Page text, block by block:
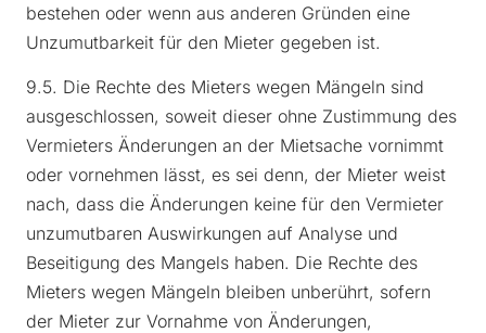
bestehen oder wenn aus anderen Gründen eine
Unzumutbarkeit für den Mieter gegeben ist.
9.5. Die Rechte des Mieters wegen Mängeln sind
ausgeschlossen, soweit dieser ohne Zustimmung des
Vermieters Änderungen an der Mietsache vornimmt
oder vornehmen lässt, es sei denn, der Mieter weist
nach, dass die Änderungen keine für den Vermieter
unzumutbaren Auswirkungen auf Analyse und
Beseitigung des Mangels haben. Die Rechte des
Mieters wegen Mängeln bleiben unberührt, sofern
der Mieter zur Vornahme von Änderungen,